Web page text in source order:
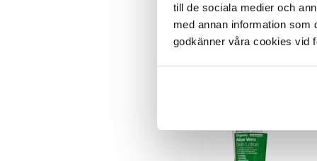
till de sociala medier och
med annan information som
godkänner våra cookies vid
Kroppskrem med en frisk, tropisk
duft fra Elizabeth Arden
kr 299 ( ord.kr 475)